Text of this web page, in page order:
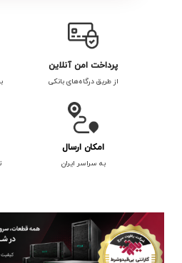
پرداخت امن آنلاین
از طریق درگاه‌های بانکی
امکان ارسال
به سراسر ایران